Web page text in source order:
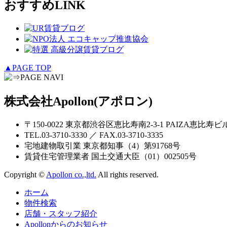
おすすめLINK
▲PAGE TOP
株式会社Apollon(アポロン)
〒150-0022 東京都渋谷区恵比寿南2-3-1 PAIZA恵比寿ビ
TEL.03-3710-3330 ／ FAX.03-3710-3335
宅地建物取引業 東京都知事（4）第91768号
賃貸住宅管理業者 国土交通大臣（01）002505号
Copyright © Apollon co.,ltd. All rights reserved.
ホーム
物件検索
店舗・スタッフ紹介
Apollonからのお知らせ